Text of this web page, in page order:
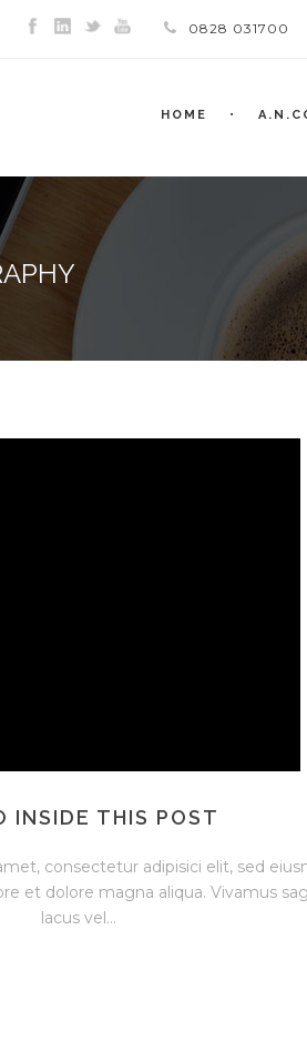
0828 031700
HOME
INSIDE THIS POST
consectetur adipisici elit, sed
et dolore magna aliqua. Vivamus
lacus vel...